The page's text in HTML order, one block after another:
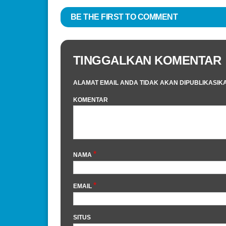
BE THE FIRST TO COMMENT
TINGGALKAN KOMENTAR
ALAMAT EMAIL ANDA TIDAK AKAN
KOMENTAR
NAMA *
EMAIL *
SITUS